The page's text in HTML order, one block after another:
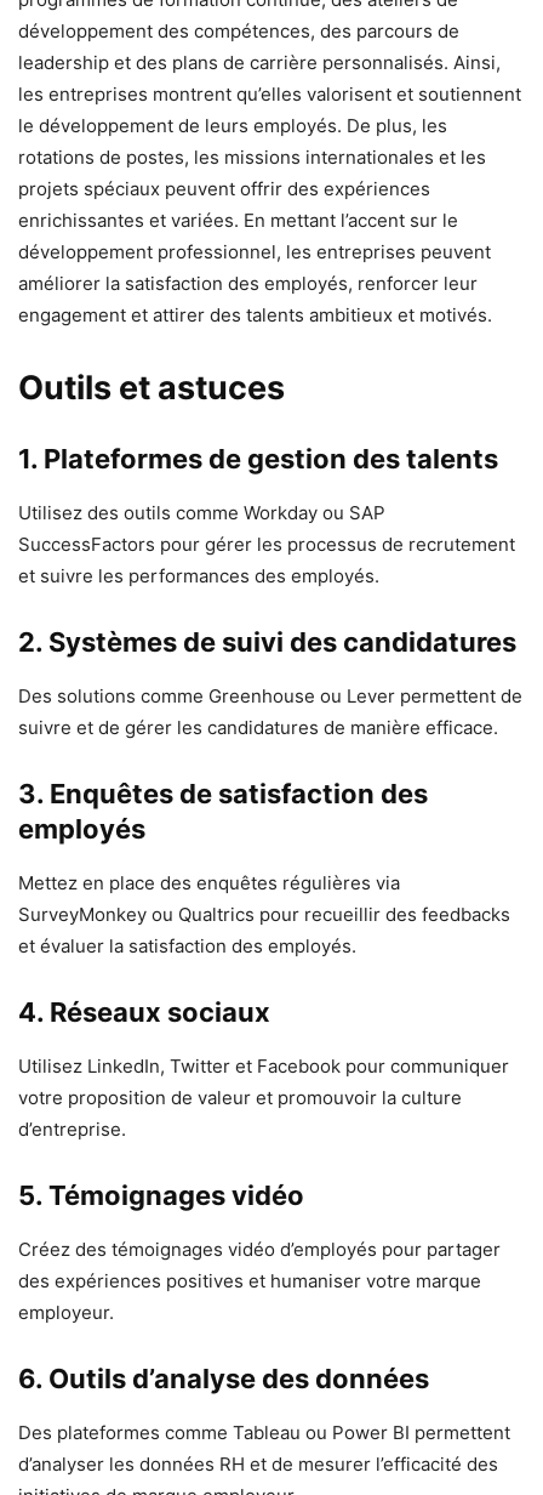
développement des compétences, des parcours de
leadership et des plans de carrière personnalisés. Ainsi,
les entreprises montrent qu’elles valorisent et soutiennent
le développement de leurs employés. De plus, les
rotations de postes, les missions internationales et les
projets spéciaux peuvent offrir des expériences
enrichissantes et variées. En mettant l’accent sur le
développement professionnel, les entreprises peuvent
améliorer la satisfaction des employés, renforcer leur
engagement et attirer des talents ambitieux et motivés.
Outils et astuces
1. Plateformes de gestion des talents
Utilisez des outils comme Workday ou SAP
SuccessFactors pour gérer les processus de recrutement
et suivre les performances des employés.
2. Systèmes de suivi des candidatures
Des solutions comme Greenhouse ou Lever permettent de
suivre et de gérer les candidatures de manière efficace.
3. Enquêtes de satisfaction des
employés
Mettez en place des enquêtes régulières via
SurveyMonkey ou Qualtrics pour recueillir des feedbacks
et évaluer la satisfaction des employés.
4. Réseaux sociaux
Utilisez LinkedIn, Twitter et Facebook pour communiquer
votre proposition de valeur et promouvoir la culture
d’entreprise.
5. Témoignages vidéo
Créez des témoignages vidéo d’employés pour partager
des expériences positives et humaniser votre marque
employeur.
6. Outils d’analyse des données
Des plateformes comme Tableau ou Power BI permettent
d’analyser les données RH et de mesurer l’efficacité des